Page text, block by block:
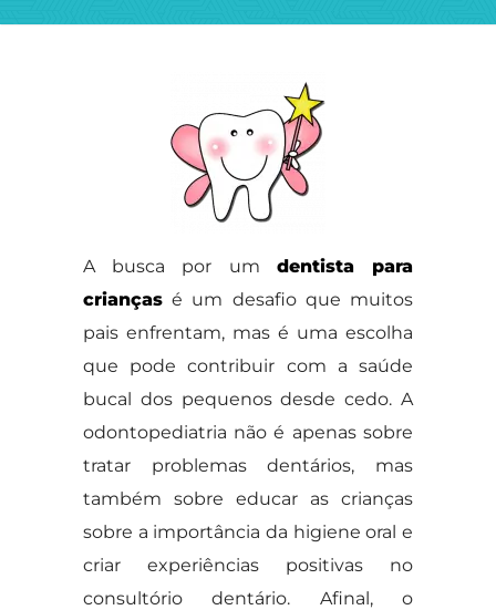
A busca por um dentista para
criançasé um desafio que muitos
pais enfrentam, mas é uma escolha
que pode contribuir com a saúde
bucal dos pequenos desde cedo. A
odontopediatria não é apenas sobre
tratar problemas dentários, mas
também sobre educar as crianças
sobre a importância da higiene oral e
criar experiências positivas no
consultório dentário. Afinal, o